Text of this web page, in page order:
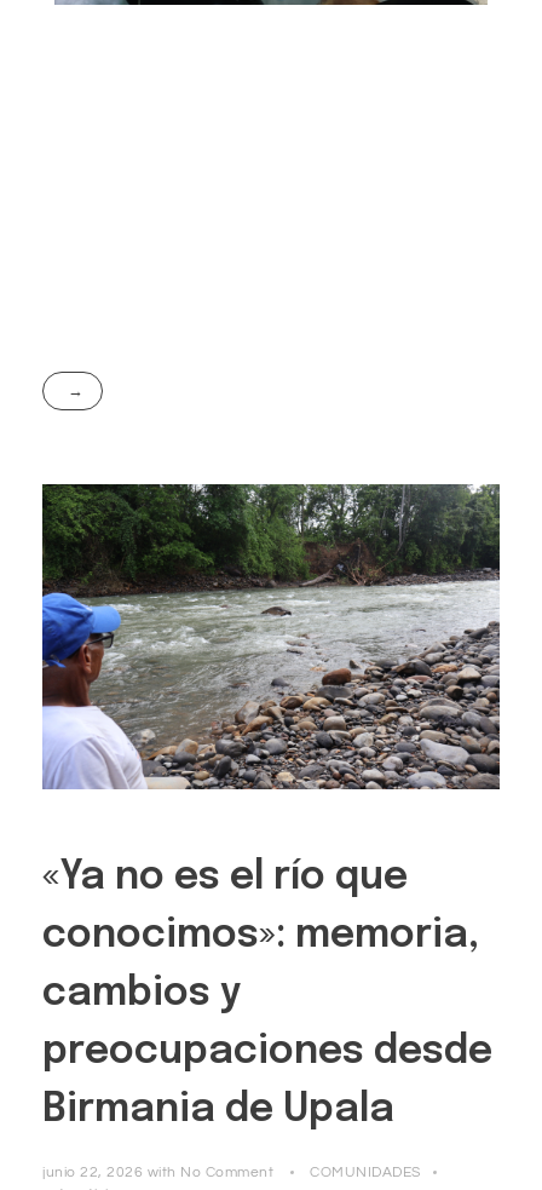
«Ya no es el río que
conocimos»: memoria,
cambios y
preocupaciones desde
Birmania de Upala
junio 22, 2026 with No Comment
COMUNIDADES